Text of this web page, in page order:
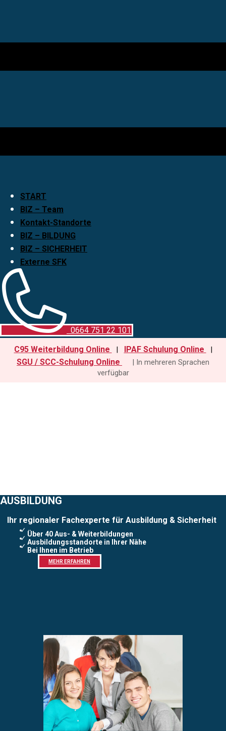
START
BIZ – Team
Kontakt-Standorte
BIZ – BILDUNG
BIZ – SICHERHEIT
Externe SFK
0664 751 22 101
C95 Weiterbildung Online
| IPAF Schulung Online |
SGU / SCC-Schulung Online
| In mehreren Sprachen
verfügbar
AUSBILDUNG
Ihr regionaler Fachexperte für Ausbildung & Sicherheit
✓ Über 40 Aus- & Weiterbildungen
✓ Ausbildungsstandorte in Ihrer Nähe
✓ Bei Ihnen im Betrieb
MEHR ERFAHREN